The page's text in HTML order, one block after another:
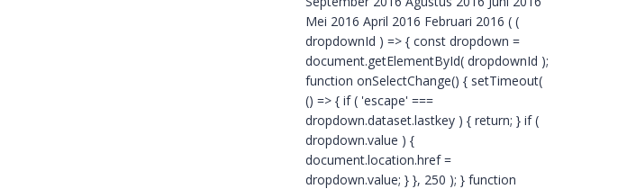
Mei 2016 April 2016 Februari 2016 ( (
dropdownId ) => { const dropdown =
document.getElementById( dropdownId );
function onSelectChange() { setTimeout(
() => { if ( 'escape' ===
dropdown.dataset.lastkey ) { return; } if (
dropdown.value ) {
document.location.href =
dropdown.value; } }, 250 ); } function